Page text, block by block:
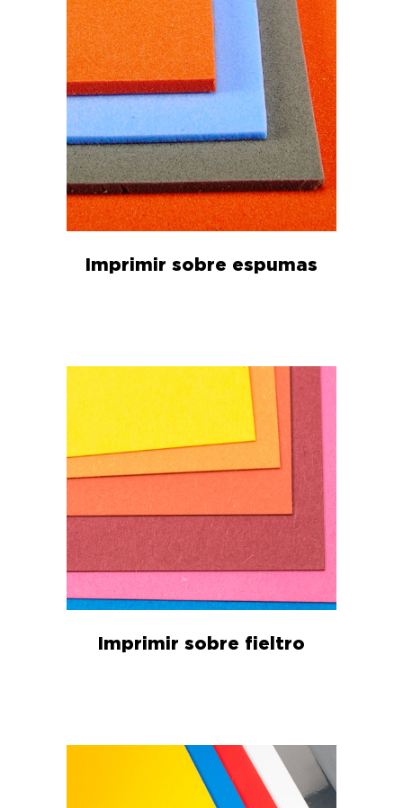
Imprimir sobre espumas
Imprimir sobre fieltro